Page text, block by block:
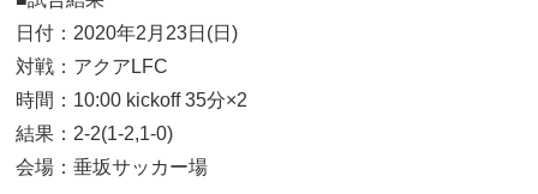
日付：2020年2月23日(日)
対戦：アクアLFC
時間：10:00 kickoff 35分×2
結果：2-2(1-2,1-0)
会場：垂坂サッカー場